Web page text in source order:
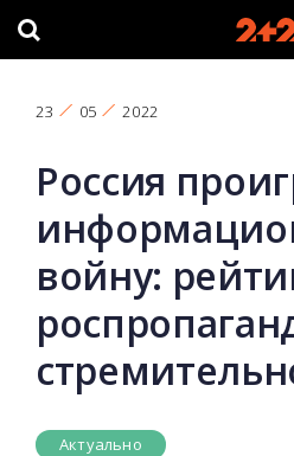
23 05 2022
Россия
войну:
Актуально